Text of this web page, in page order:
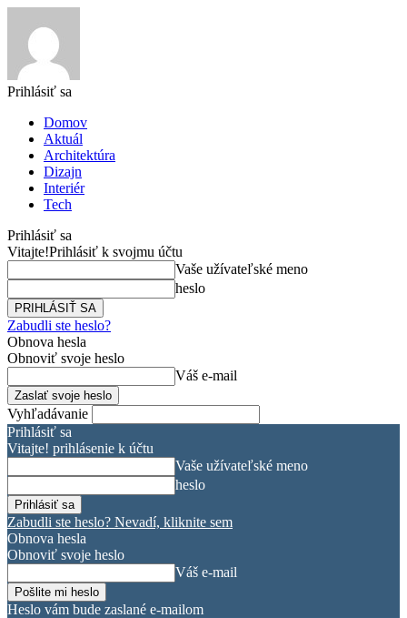
Prihlásiť sa
Domov
Aktuál
Architektúra
Dizajn
Interiér
Tech
Prihlásiť sa
Vitajte!Prihlásiť k svojmu účtu
Vaše užívateľské meno
heslo
Zabudli ste heslo?
Obnova hesla
Obnoviť svoje heslo
Váš e-mail
Vyhľadávanie
Prihlásiť sa
Vitajte! prihlásenie k účtu
Vaše užívateľské meno
heslo
Zabudli ste heslo? Nevadí, kliknite sem
Obnova hesla
Obnoviť svoje heslo
Váš e-mail
Heslo vám bude zaslané e-mailom